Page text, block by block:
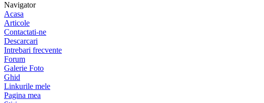
Navigator
Acasa
Articole
Contactati-ne
Descarcari
Intrebari frecvente
Forum
Galerie Foto
Ghid
Linkurile mele
Pagina mea